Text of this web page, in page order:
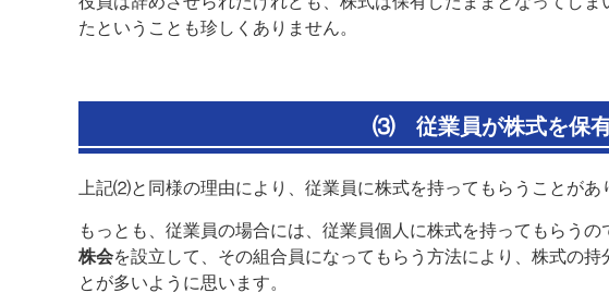
たということも珍しくありません。
⑶ 従業員が株式を保
上記⑵と同様の理由により、従業員に株式を持ってもらうことがあ
もっとも、従業員の場合には、従業員個人に株式を持ってもらうの
株会を設立して、その組合員になってもらう方法により、株式の持
とが多いように思います。